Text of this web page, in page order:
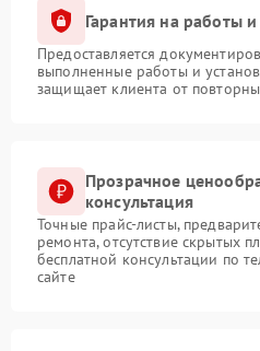
Гарантия на работы и
Предоставляется
выполненные работы и
защищает клиента от
Прозрачное
консультация
Точные прайс-листы,
ремонта, отсутствие скрытых
бесплатной консультации по
сайте